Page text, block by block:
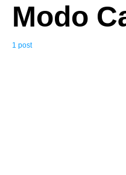
Modo
1 post